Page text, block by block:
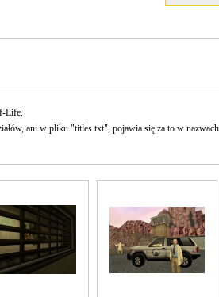
Life.
ani w pliku "titles.txt", pojawia się za to w